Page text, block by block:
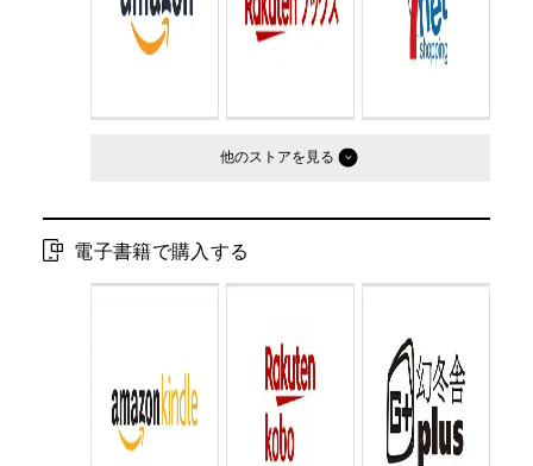
他のストア
電子書籍で購入する